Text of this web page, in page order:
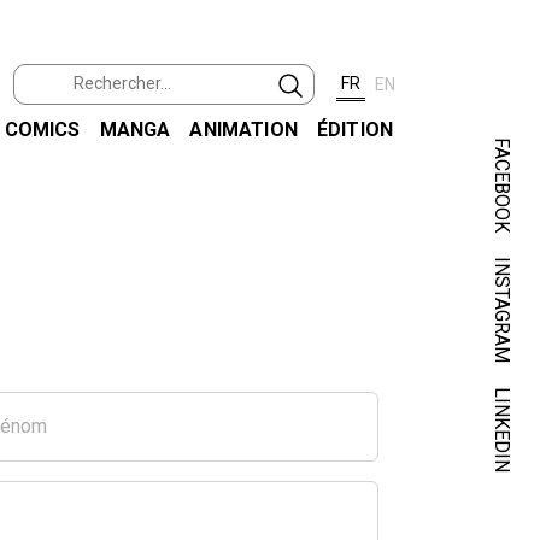
FR EN
COMICS MANGA ANIMATION ÉDITION
FACEBOOK
INSTAGRAM
LINKEDIN